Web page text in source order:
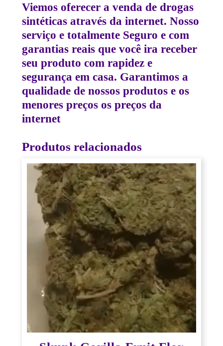
Viemos oferecer a venda de drogas
sintéticas através da internet. Nosso
serviço e totalmente Seguro e com
garantias reais que você ira receber
seu produto com rapidez e
segurança em casa. Garantimos a
qualidade de nossos produtos e os
menores preços os preços da
internet
Produtos relacionados